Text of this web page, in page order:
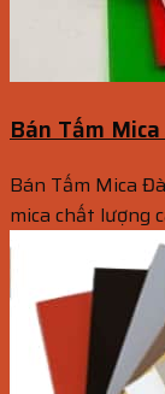
Bán Tấm
Bán Tấm Mica
mica chất lượng